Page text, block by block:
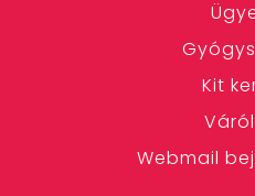
Kit
Webmail